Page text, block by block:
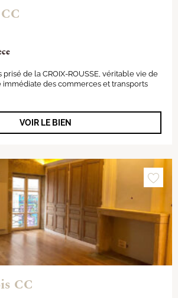
de la CROIX-ROUSSE, véritable vie de
immédiate des commerces et transports
VOIR LE BIEN
CC